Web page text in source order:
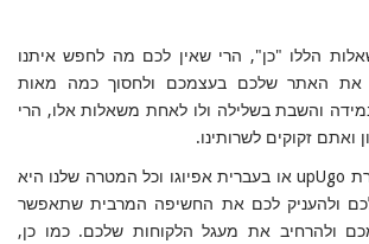
הללו "כן", הרי שאין לכם מה לחפש איתנו
את האתר שלכם בעצמכם ולחסוך כמה מאות
והשבת בשלילה ולו לאחת משאלות אלו, הרי
זקוקים לשרותינו.
upUgo או בעברית אפיוגו וכל המטרה שלנו היא
ולהעניק לכם את החשיפה המרבית שתאפשר
ולהרחיב את מעגל הלקוחות שלכם. כמו כן,